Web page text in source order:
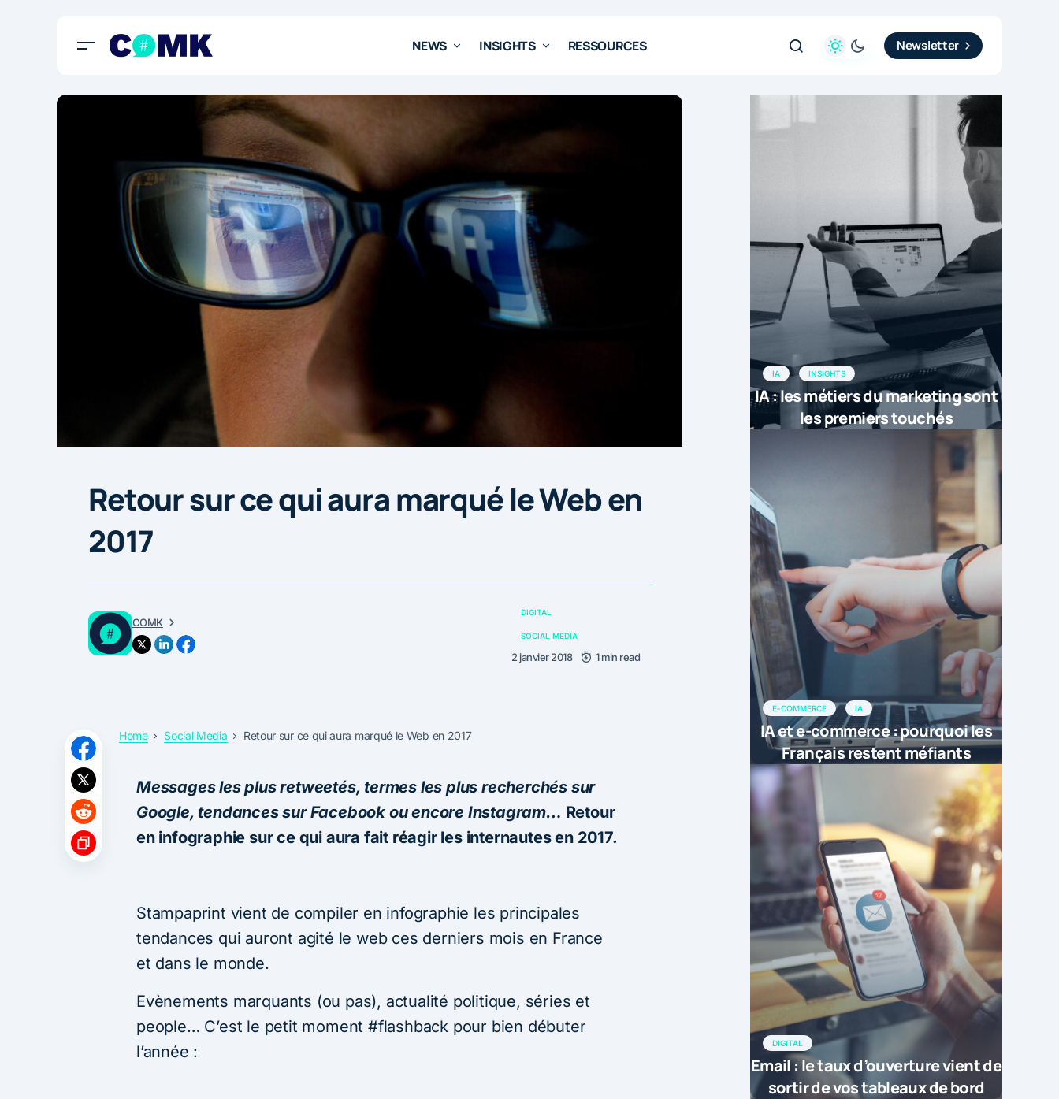
NEWS INSIGHTS RESSOURCES Newsletter
Retour sur ce qui aura marqué le Web en
2017
COMK
DIGITAL
SOCIAL MEDIA
2 janvier 2018 1 min read
Home Social Media Retour sur ce qui aura marqué le Web en 2017
Messages les plus retweetés, termes les plus recherchés sur
Google, tendances sur Facebook ou encore Instagram… Retour
en infographie sur ce qui aura fait réagir les internautes en 2017.
Stampaprint vient de compiler en infographie les principales
tendances qui auront agité le web ces derniers mois en France
et dans le monde.
Evènements marquants (ou pas), actualité politique, séries et
people… C’est le petit moment #flashback pour bien débuter
l’année :
IA INSIGHTS
IA : les métiers du marketing sont
les premiers touchés
E-COMMERCE IA
IA et e-commerce : pourquoi les
Français restent méfiants
DIGITAL
Email : le taux d’ouverture vient de
sortir de vos tableaux de bord